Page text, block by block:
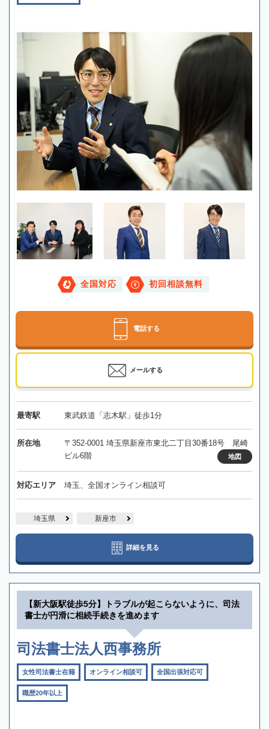
全国対応 初回相談無料
電話する
メールする
最寄駅 東武鉄道「志木駅」徒歩1分
所在地
〒352-0001 埼玉県新座市東北二丁目30番18号 尾崎
ビル6階
地図
対応エリア 埼玉、全国オンライン相談可
埼玉県 新座市
詳細を見る
【新大阪駅徒歩5分】トラブルが起こらないように、司法
書士が円滑に相続手続きを進めます
司法書士法人西事務所
女性司法書士在籍 オンライン相談可 全国出張対応可
職歴20年以上